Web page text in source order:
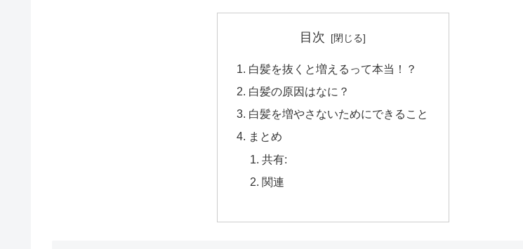
目次
白髪を抜くと増えるって本当！？
白髪の原因はなに？
白髪を増やさないためにできること
まとめ
共有:
関連